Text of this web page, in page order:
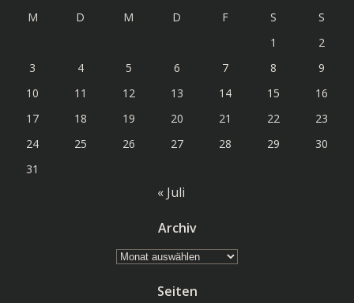
M
D M D F S
S
1
2
3
4 5 6 7 8
9
10
11 12 13 14 15
16
17
18 19 20 21 22
23
24
25 26 27 28 29
30
31
« Juli
Archiv
Archiv
Seiten